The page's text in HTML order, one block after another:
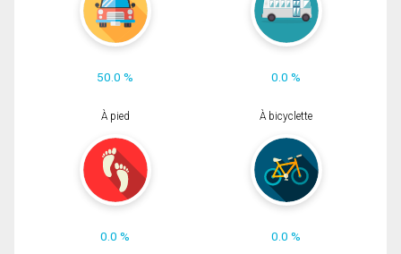
50.0 % 0.0 %
À pied
0.0 %
À bicyclette
0.0 %